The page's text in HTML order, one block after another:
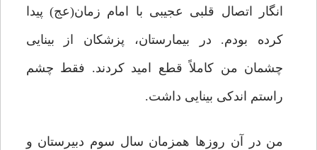
انگار اتصال قلبی عجیبی با امام زمان(عج) پیدا
کرده بودم. در بیمارستان، پزشکان از بینایی
چشمان من کاملاً قطع امید کردند. فقط چشم
راستم اندکی بینایی داشت.
من در آن روزها همزمان سال سوم دبیرستان و